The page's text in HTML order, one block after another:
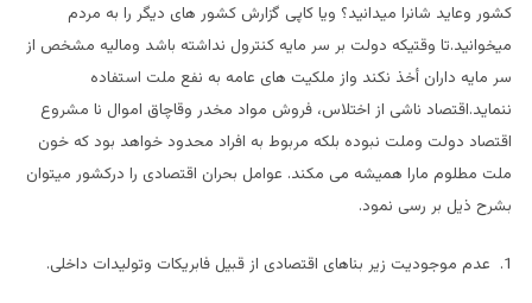
کشور وعاید شانرا میدانید؟ ویا کاپی گزارش کشور های دیگر را به مردم
میخوانید.تا وقتیکه دولت بر سر مایه کنترول نداشته باشد ومالیه مشخص از
سر مایه داران أخذ نکند واز ملکیت های عامه به نفع ملت استفاده
ننماید.اقتصاد ناشی از اختلاس، فروش مواد مخدر وقاچاق اموال نا مشروع
اقتصاد دولت وملت نبوده بلکه مربوط به افراد محدود خواهد بود که خون
ملت مطلوم مارا همیشه می مکند. عوامل بحران اقتصادی را درکشور میتوان
بشرح ذیل بر رسی نمود.
1. عدم موجودیت زیر بناهای اقتصادی از قبیل فابریکات وتولیدات داخلی.